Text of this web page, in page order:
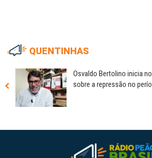
QUENTINHAS
Osvaldo Bertolino inicia
sobre a repressão no